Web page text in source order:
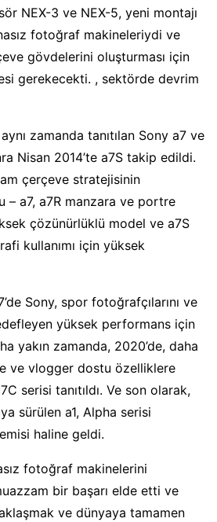
NEX-3 ve NEX-5, yeni montajı
fotoğraf makineleriydi ve
gövdelerini oluşturması için
gerekecekti. , sektörde devrim
zamanda tanıtılan Sony a7 ve
Nisan 2014’te a7S takip edildi.
çerçeve stratejisinin
– a7, a7R manzara ve portre
çözünürlüklü model ve a7S
kullanımı için yüksek
Sony, spor fotoğrafçılarını ve
yüksek performans için
yakın zamanda, 2020’de, daha
ve vlogger dostu özelliklere
serisi tanıtıldı. Ve son olarak,
sürülen a1, Alpha serisi
haline geldi.
fotoğraf makinelerini
bir başarı elde etti ve
ve dünyaya tamamen